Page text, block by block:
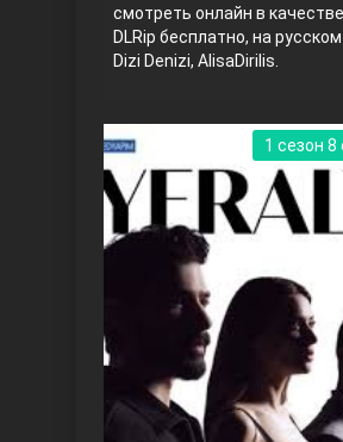
Ветреный холм
смотреть онлайн в качестве
DLRip бесплатно, на
Dizi Denizi, AlisaDirilis.
1 сезон 8